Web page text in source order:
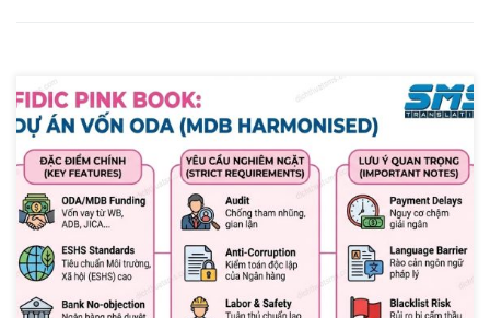
Việt Nam, trong những thập kỷ qua, là một trong những quốc gia
hưởng lợi lớn nhất từ nguồn vốn Hỗ trợ Phát triển Chính thức (ODA).
Từ những cây cầu dây văng biểu tượng, các tuyến đường cao tốc
Bắc – Nam, cho đến các tuyến Metro đô thị […]